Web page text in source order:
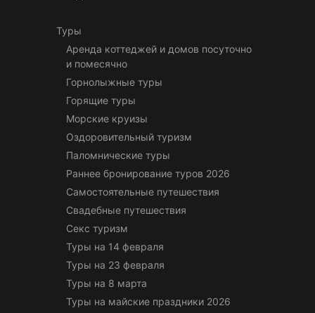
Туры
Аренда коттеджей и домов посуточно
и помесячно
Горнолыжные туры
Горящие туры
Морские круизы
Оздоровительный туризм
Паломнические туры
Раннее бронирование туров 2026
Самостоятельные путешествия
Свадебные путешествия
Секс туризм
Туры на 14 февраля
Туры на 23 февраля
Туры на 8 марта
Туры на майские праздники 2026